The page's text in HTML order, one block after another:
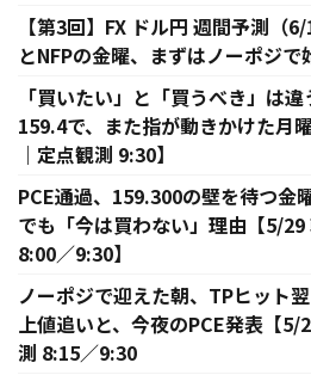
【第3回】FX ドル円 週間予測
とNFPの金曜、まずはノーポジ
「買いたい」と「買うべき」は
159.4で、また指が動きかけた月
｜定点観測 9:30】
PCE通過、159.300の壁を待つ
でも「今は買わない」理由【5/
8:00／9:30】
ノーポジで迎えた朝、TPヒッ
上値追いと、今夜のPCE発表【5/
測 8:15／9:30